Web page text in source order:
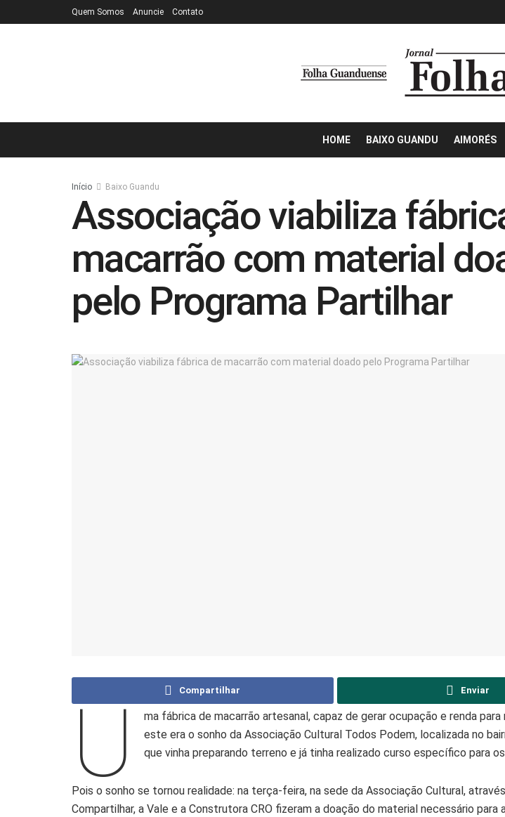
Quem Somos Anuncie Contato
HOME BAIXO GUANDU AIMORÉS
Início Baixo Guandu
Associação viabiliza
macarrão com material
pelo Programa Partilhar
Compartilhar Enviar
U
ma fábrica de macarrão artesanal, capaz de gerar ocupação e renda
este era o sonho da Associação Cultural Todos Podem, localizada no
que vinha preparando terreno e já tinha realizado curso específico para
Pois o sonho se tornou realidade: na terça-feira, na sede da Associação Cultural,
Compartilhar, a Vale e a Construtora CRO fizeram a doação do material necessário para